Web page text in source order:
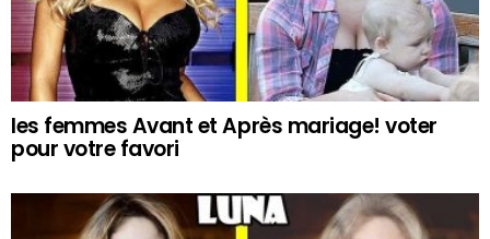
les femmes Avant et Après mariage! voter
pour votre favori